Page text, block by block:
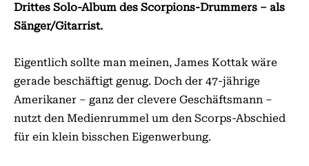
Drittes Solo-Album des Scorpions-Drummers – als
Sänger/Gitarrist.
Eigentlich sollte man meinen, James Kottak wäre
gerade beschäftigt genug. Doch der 47-jährige
Amerikaner – ganz der clevere Geschäftsmann –
nutzt den Medienrummel um den Scorps-Abschied
für ein klein bisschen Eigenwerbung.